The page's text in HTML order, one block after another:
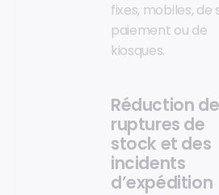
fixes, mobiles, de
paiement ou de
kiosques.
Réduction
ruptures de
stock et des
incidents
d’expédition